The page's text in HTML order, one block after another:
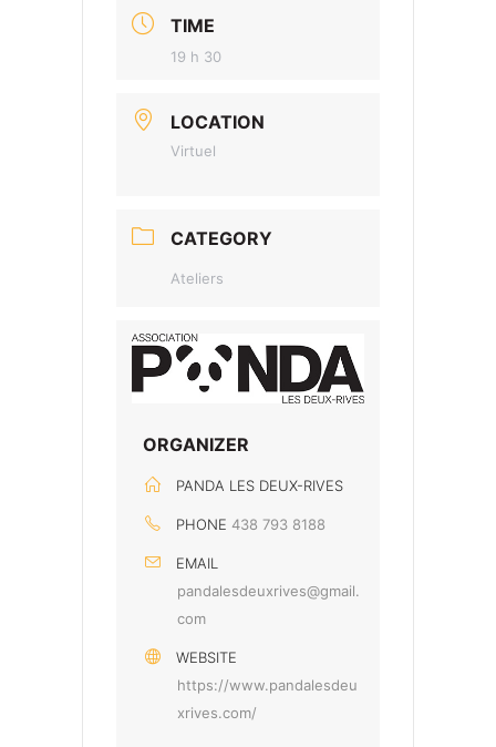
TIME
19 h 30
LOCATION
Virtuel
CATEGORY
Ateliers
ORGANIZER
PANDA LES DEUX-RIVES
PHONE 438 793 8188
EMAIL
pandalesdeuxrives@gmail.
com
WEBSITE
https://www.pandalesdeu
xrives.com/